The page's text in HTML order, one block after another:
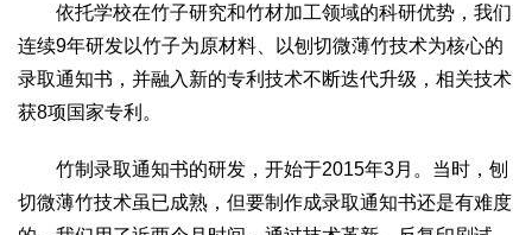
依托学校在竹子研究和竹材加工领域的科研优势，我们
连续9年研发以竹子为原材料、以刨切微薄竹技术为核心的
录取通知书，并融入新的专利技术不断迭代升级，相关技术
获8项国家专利。
竹制录取通知书的研发，开始于2015年3月。当时，刨
切微薄竹技术虽已成熟，但要制作成录取通知书还是有难度